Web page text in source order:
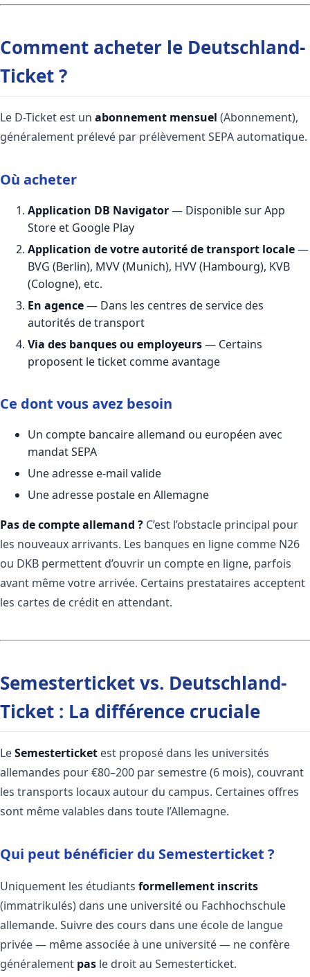
Comment acheter le Deutschland-
Ticket ?
Le D-Ticket est un abonnement mensuel (Abonnement),
généralement prélevé par prélèvement SEPA automatique.
Où acheter
Application DB Navigator— Disponible sur App
Store et Google Play
Application de votre autorité de transport locale—
BVG (Berlin), MVV (Munich), HVV (Hambourg), KVB
(Cologne), etc.
En agence— Dans les centres de service des
autorités de transport
Via des banques ou employeurs— Certains
proposent le ticket comme avantage
Ce dont vous avez besoin
Un compte bancaire allemand ou européen avec
mandat SEPA
Une adresse e-mail valide
Une adresse postale en Allemagne
Pas de compte allemand ? C’est l’obstacle principal pour
les nouveaux arrivants. Les banques en ligne comme N26
ou DKB permettent d’ouvrir un compte en ligne, parfois
avant même votre arrivée. Certains prestataires acceptent
les cartes de crédit en attendant.
Semesterticket vs. Deutschland-
Ticket : La différence cruciale
LeSemesterticket est proposé dans les universités
allemandes pour €80–200 par semestre (6 mois), couvrant
les transports locaux autour du campus. Certaines offres
sont même valables dans toute l’Allemagne.
Qui peut bénéficier du Semesterticket ?
Uniquement les étudiants formellement inscrits
(immatrikulés) dans une université ou Fachhochschule
allemande. Suivre des cours dans une école de langue
privée — même associée à une université — ne confère
généralement pas le droit au Semesterticket.